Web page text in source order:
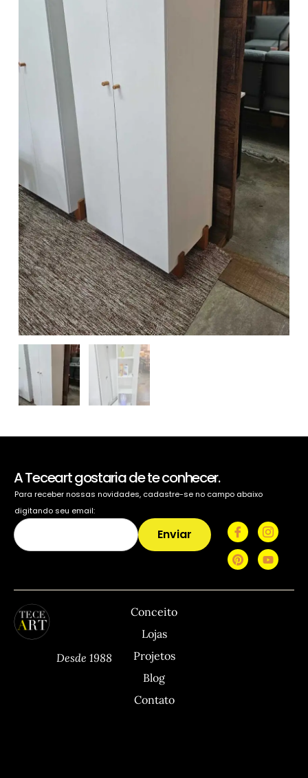
A Teceart gostaria de te conhecer.
Para receber nossas novidades, cadastre-se no campo abaixo
digitando seu email:
Enviar
Desde 1988
Conceito
Lojas
Projetos
Blog
Contato